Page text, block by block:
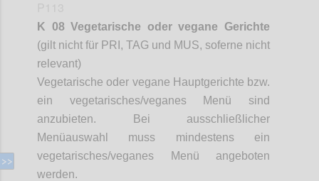
K 08 Vegetarische oder vegane Gerichte
(gilt nicht für PRI, TAG und MUS, soferne nicht
relevant)
Vegetarische oder vegane Hauptgerichte bzw.
ein vegetarisches/veganes Menü sind
anzubieten. Bei ausschließlicher
Menüauswahl muss mindestens ein
vegetarisches/veganes Menü angeboten
werden.